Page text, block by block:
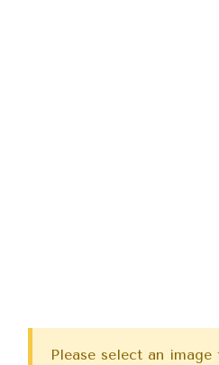
Please select an